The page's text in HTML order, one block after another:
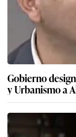
Gobierno
y Urbanismo a